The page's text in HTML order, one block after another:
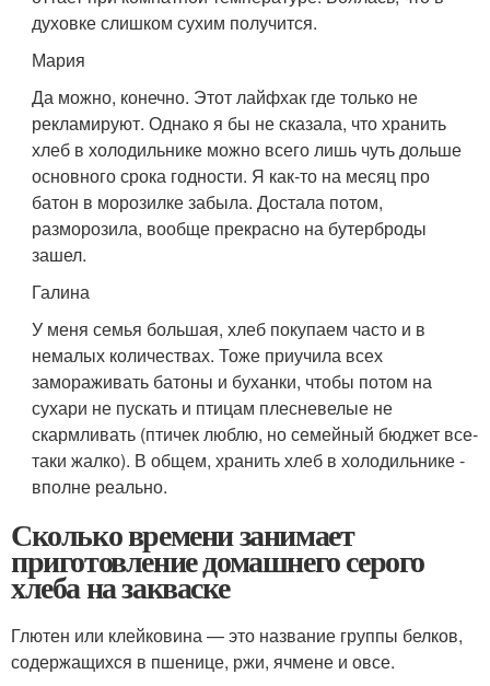
духовке слишком сухим получится.
Мария
Да можно, конечно. Этот лайфхак где только не
рекламируют. Однако я бы не сказала, что хранить
хлеб в холодильнике можно всего лишь чуть дольше
основного срока годности. Я как-то на месяц про
батон в морозилке забыла. Достала потом,
разморозила, вообще прекрасно на бутерброды
зашел.
Галина
У меня семья большая, хлеб покупаем часто и в
немалых количествах. Тоже приучила всех
замораживать батоны и буханки, чтобы потом на
сухари не пускать и птицам плесневелые не
скармливать (птичек люблю, но семейный бюджет все-
таки жалко). В общем, хранить хлеб в холодильнике -
вполне реально.
Сколько времени занимает
приготовление домашнего серого
хлеба на закваске
Глютен или клейковина — это название группы белков,
содержащихся в пшенице, ржи, ячмене и овсе.